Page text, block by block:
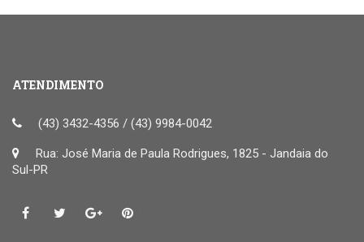
ATENDIMENTO
(43) 3432-4356 / (43) 9984-0042
Rua: José Maria de Paula Rodrigues, 1825 - Jandaia do
Sul-PR